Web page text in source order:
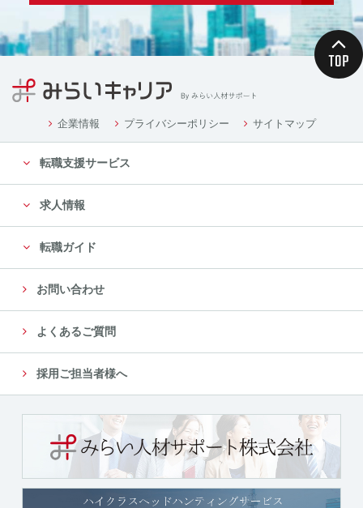
企業情報 プライバシーポリシー サイトマップ
転職支援サービス
求人情報
転職ガイド
お問い合わせ
よくあるご質問
採用ご担当者様へ